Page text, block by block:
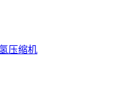
压缩机